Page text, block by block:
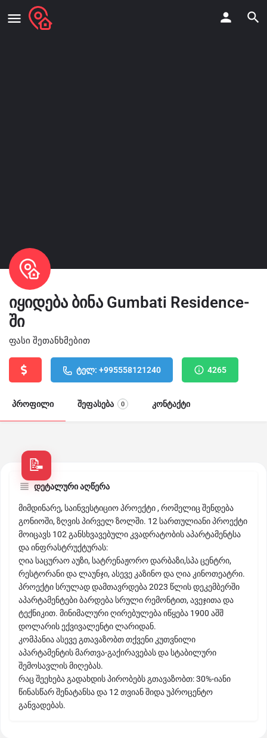
იყიდება ბინა Gumbati Residence-
ში
ფასი შეთანხმებით
ტელ: +995558121240 4265
პროფილი შეფასება 0 კონტაქტი
დეტალური აღწერა
მიმდინარე, საინვესტიციო პროექტი , რომელიც შენდება
გონიოში, ზღვის პირველ ზოლში. 12 სართულიანი პროექტი
მოიცავს 102 განსხვავებული კვადრატობის აპარტამენტსა
და ინფრასტრუქტურას:
ღია საცურაო აუზი, სატრენაჟორო დარბაზი,სპა ცენტრი,
რესტორანი და ლაუნჯი, ასევე კაზინო და ღია კინოთეატრი.
პროექტი სრულად დამთავრდება 2023 წლის დეკემბერში
აპარტამენტები ბარდება სრული რემონტით, ავეჯითა და
ტექნიკით. მინიმალური ღირებულება იწყება 1900 აშშ
დოლარის ექვივალენტი ლარიდან.
კომპანია ასევე გთავაზობთ თქვენი კუთვნილი
აპარტამენტის მართვა-გაქირავებას და სტაბილური
შემოსავლის მიღებას.
რაც შეეხება გადახდის პირობებს გთავაზობთ: 30%-იანი
წინასწარ შენატანსა და 12 თვიან შიდა უპროცენტო
განვადებას.